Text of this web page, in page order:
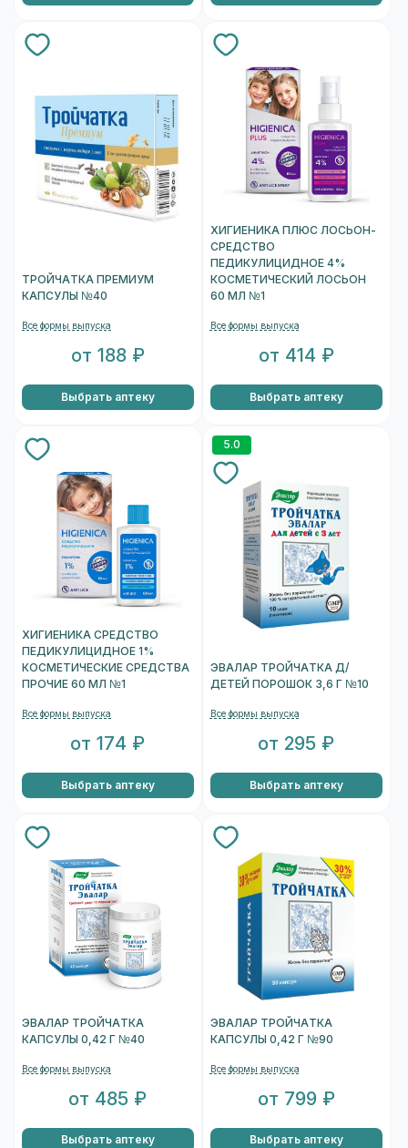
ТРОЙЧАТКА ПРЕМИУМ
КАПСУЛЫ №40
Все формы выпуска
от 188 ₽
Выбрать аптеку
ХИГИЕНИКА ПЛЮС ЛОСЬОН-
СРЕДСТВО
ПЕДИКУЛИЦИДНОЕ 4%
КОСМЕТИЧЕСКИЙ ЛОСЬОН
60 МЛ №1
Все формы выпуска
от 414 ₽
Выбрать аптеку
ХИГИЕНИКА СРЕДСТВО
ПЕДИКУЛИЦИДНОЕ 1%
КОСМЕТИЧЕСКИЕ СРЕДСТВА
ПРОЧИЕ 60 МЛ №1
Все формы выпуска
от 174 ₽
Выбрать аптеку
5.0
ЭВАЛАР ТРОЙЧАТКА Д/
ДЕТЕЙ ПОРОШОК 3,6 Г №10
Все формы выпуска
от 295 ₽
Выбрать аптеку
ЭВАЛАР ТРОЙЧАТКА
КАПСУЛЫ 0,42 Г №40
Все формы выпуска
от 485 ₽
Выбрать аптеку
ЭВАЛАР ТРОЙЧАТКА
КАПСУЛЫ 0,42 Г №90
Все формы выпуска
от 799 ₽
Выбрать аптеку